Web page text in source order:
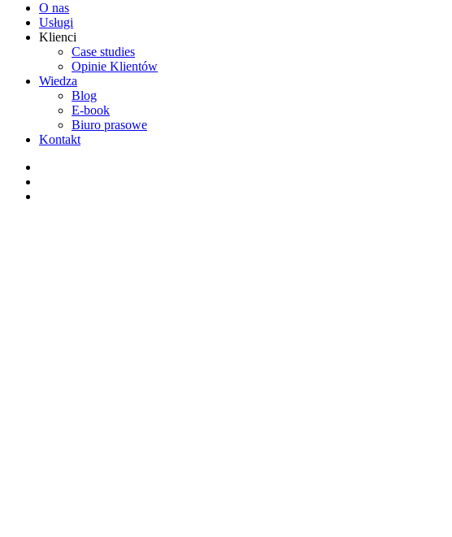
O nas
Usługi
Klienci
Case studies
Opinie Klientów
Wiedza
Blog
E-book
Biuro prasowe
Kontakt